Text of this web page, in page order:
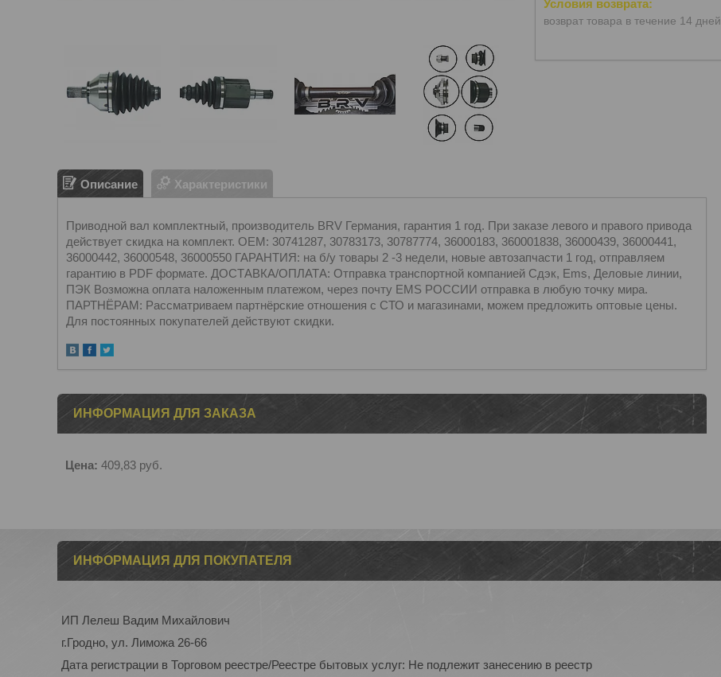
возврат товара в течение 14 дней
Описание Характеристики
Приводной вал комплектный, производитель BRV Германия, гарантия 1 год. При заказе левого и правого привода
действует скидка на комплект. OEM: 30741287, 30783173, 30787774, 36000183, 360001838, 36000439, 36000441,
36000442, 36000548, 36000550 ГАРАНТИЯ: на б/у товары 2 -3 недели, новые автозапчасти 1 год, отправляем
гарантию в PDF формате. ДОСТАВКА/ОПЛАТА: Отправка транспортной компанией Сдэк, Ems, Деловые линии,
ПЭК Возможна оплата наложенным платежом, через почту EMS РОССИИ отправка в любую точку мира.
ПАРТНЁРАМ: Рассматриваем партнёрские отношения с СТО и магазинами, можем предложить оптовые цены.
Для постоянных покупателей действуют скидки.
ИНФОРМАЦИЯ ДЛЯ ЗАКАЗА
Цена: 409,83 руб.
ИНФОРМАЦИЯ ДЛЯ ПОКУПАТЕЛЯ
ИП Лелеш Вадим Михайлович
г.Гродно, ул. Лиможа 26-66
Дата регистрации в Торговом реестре/Реестре бытовых услуг: Не подлежит занесению в реестр